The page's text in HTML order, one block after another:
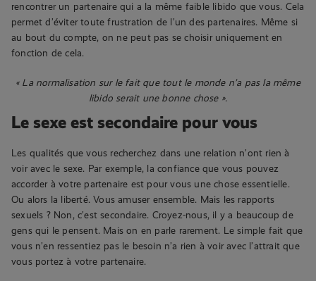
rencontrer un partenaire qui a la même faible libido que vous. Cela
permet d’éviter toute frustration de l’un des partenaires. Même si
au bout du compte, on ne peut pas se choisir uniquement en
fonction de cela.
« La normalisation sur le fait que tout le monde n’a pas la même
libido serait une bonne chose ».
Le sexe est secondaire pour vous
Les qualités que vous recherchez dans une relation n’ont rien à
voir avec le sexe. Par exemple, la confiance que vous pouvez
accorder à votre partenaire est pour vous une chose essentielle.
Ou alors la liberté. Vous amuser ensemble. Mais les rapports
sexuels ? Non, c’est secondaire. Croyez-nous, il y a beaucoup de
gens qui le pensent. Mais on en parle rarement. Le simple fait que
vous n’en ressentiez pas le besoin n’a rien à voir avec l’attrait que
vous portez à votre partenaire.